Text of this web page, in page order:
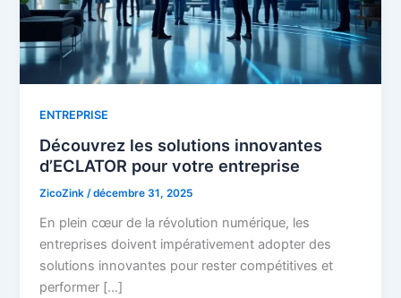
ENTREPRISE
Découvrez les solutions innovantes
d’ECLATOR pour votre entreprise
ZicoZink/décembre 31, 2025
En plein cœur de la révolution numérique, les
entreprises doivent impérativement adopter des
solutions innovantes pour rester compétitives et
performer […]